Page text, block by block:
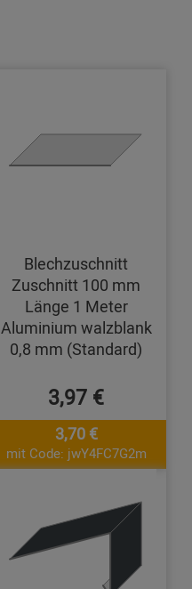
Blechzuschnitt
Zuschnitt 100 mm
Länge 1 Meter
Aluminium walzblank
0,8 mm (Standard)
3,97 €
3,70 €
mit Code: jwY4FC7G2m